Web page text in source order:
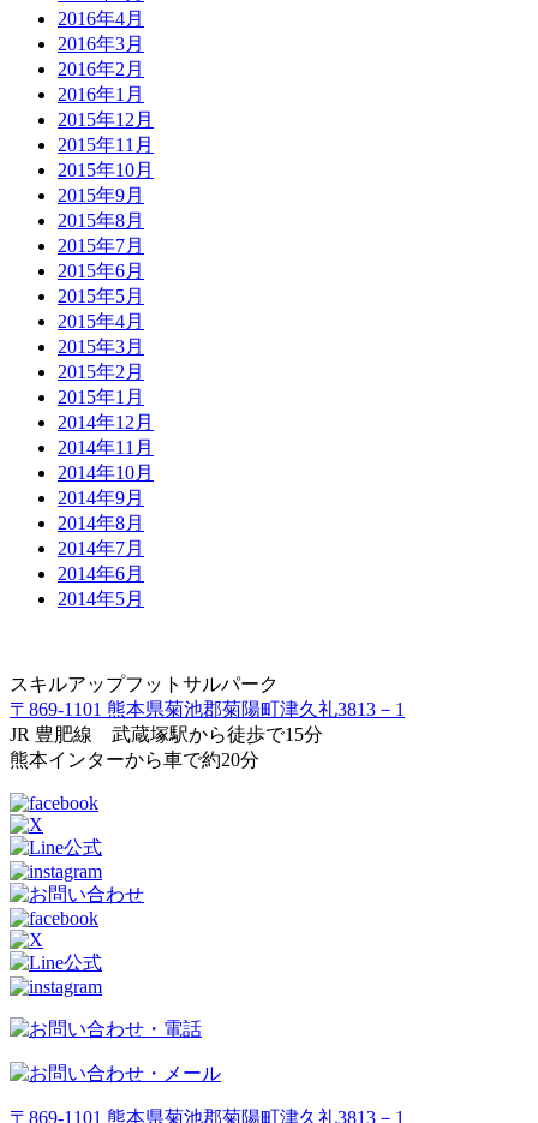
2016年4月
2016年3月
2016年2月
2016年1月
2015年12月
2015年11月
2015年10月
2015年9月
2015年8月
2015年7月
2015年6月
2015年5月
2015年4月
2015年3月
2015年2月
2015年1月
2014年12月
2014年11月
2014年10月
2014年9月
2014年8月
2014年7月
2014年6月
2014年5月
スキルアップフットサルパーク
〒869-1101 熊本県菊池郡菊陽町津久礼3813－1
JR 豊肥線 武蔵塚駅から徒歩で15分
熊本インターから車で約20分
〒869-1101 熊本県菊池郡菊陽町津久礼3813－1